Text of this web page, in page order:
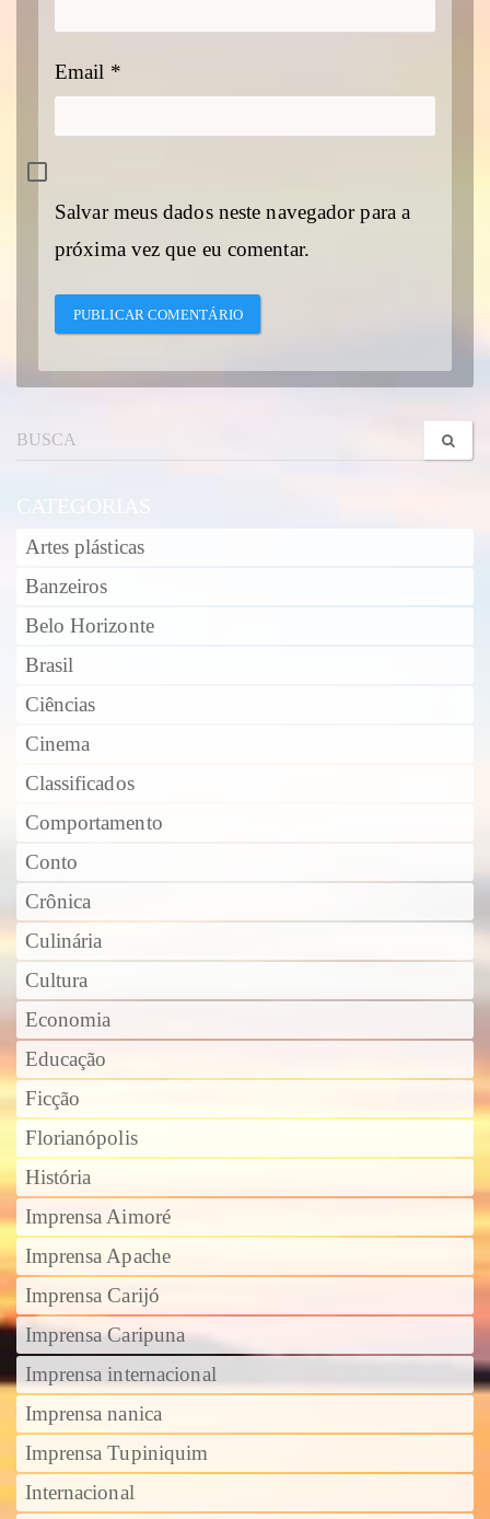
Email *
Salvar meus dados neste navegador para a
próxima vez que eu comentar.
CATEGORIAS
Artes plásticas
Banzeiros
Belo Horizonte
Brasil
Ciências
Cinema
Classificados
Comportamento
Conto
Crônica
Culinária
Cultura
Economia
Educação
Ficção
Florianópolis
História
Imprensa Aimoré
Imprensa Apache
Imprensa Carijó
Imprensa Caripuna
Imprensa internacional
Imprensa nanica
Imprensa Tupiniquim
Internacional